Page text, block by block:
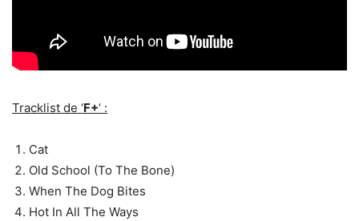
Tracklist de ‘F+‘ :
Cat
Old School (To The Bone)
When The Dog Bites
Hot In All The Ways